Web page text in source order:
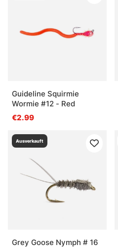
Guideline Squirmie
Wormie #12 - Red
€2.99
Ausverkauft
Grey Goose Nymph # 16